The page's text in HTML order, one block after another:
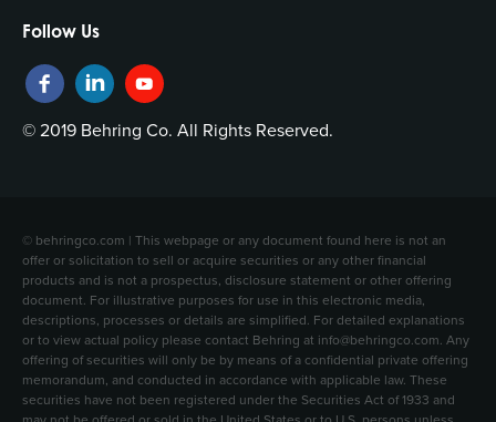
Follow Us
© 2019 Behring Co. All Rights Reserved.
© behringco.com | This webpage or any document found here is not an
offer or solicitation to sell or acquire securities or any other financial
products and is not a prospectus, disclosure statement or other offering
document. For illustrative purposes for use in this electronic media,
descriptions, processes or details are simplified. For detailed explanations
or to view actual policy please contact Behring at info@behringco.com. Any
offering of securities will only be by means of a confidential private offering
memorandum, and conducted in accordance with applicable law. These
securities have not been registered under the Securities Act of 1933 and